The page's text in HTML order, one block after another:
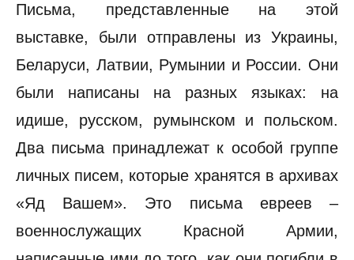
Письма, представленные на этой
выставке, были отправлены из Украины,
Беларуси, Латвии, Румынии и России. Они
были написаны на разных языках: на
идише, русском, румынском и польском.
Два письма принадлежат к особой группе
личных писем, которые хранятся в архивах
«Яд Вашем». Это письма евреев –
военнослужащих Красной Армии,